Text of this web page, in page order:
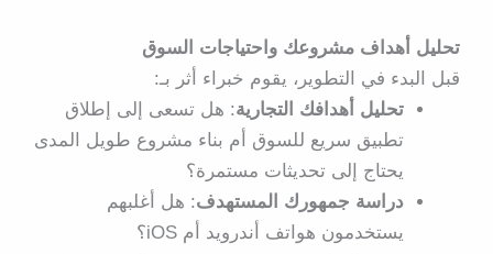
تحليل أهداف مشروعك واحتياجات السوق
قبل البدء في التطوير، يقوم خبراء
أثر بـ:
تحليل أهدافك التجارية: هل تسعى إلى إطلاق
تطبيق سريع للسوق أم بناء مشروع طويل المدى
يحتاج إلى تحديثات مستمرة؟
دراسة جمهورك المستهدف: هل أغلبهم
يستخدمون هواتف أندرويد أم iOS؟